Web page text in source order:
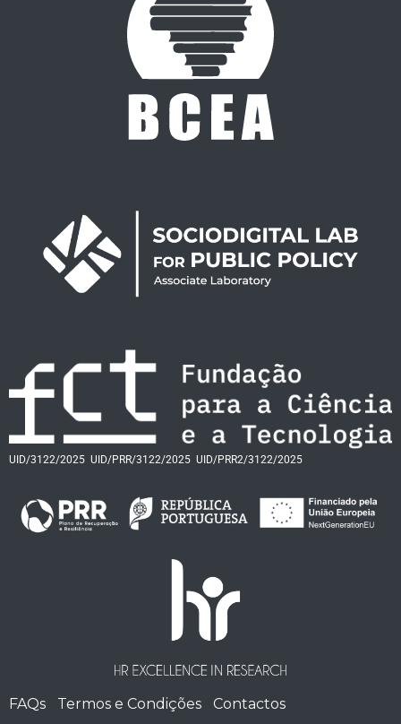
UID/3122/2025 UID/PRR/3122/2025 UID/PRR2/3122/2025
FAQs Termos e Condições Contactos